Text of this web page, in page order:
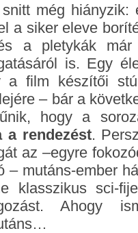
még hiányzik:
a siker eleve
a pletykák már
is. Egy
a film készítői
– bár a
hogy a
a rendezést.
az –egyre
– mutáns-ember
klasszikus sci-
Ahogy